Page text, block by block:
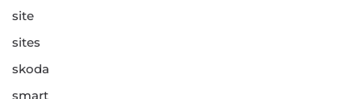
site
sites
skoda
smart